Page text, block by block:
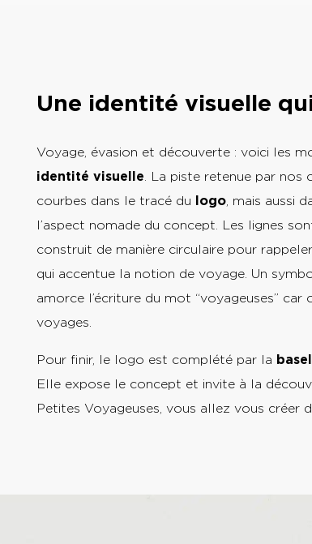
Une identité visuelle
Voyage, évasion et découverte : voici les
identité visuelle. La piste retenue par nos
courbes dans le tracé du logo, mais aussi
l’aspect nomade du concept. Les lignes
construit de manière circulaire pour
qui accentue la notion de voyage. Un
amorce l’écriture du mot “voyageuses”
Pour finir, le logo est complété par la
Elle expose le concept et invite à la
Petites Voyageuses, vous allez vous créer